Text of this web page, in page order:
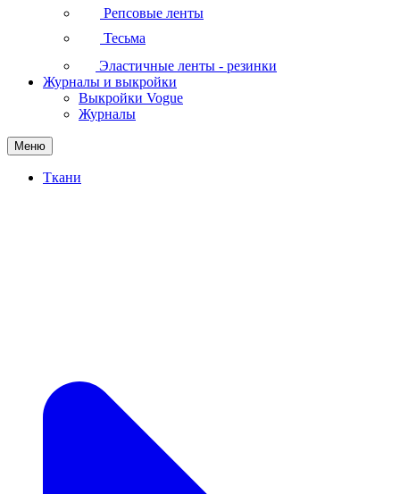
Репсовые ленты
Тесьма
Эластичные ленты - резинки
Журналы и выкройки
Выкройки Vogue
Журналы
Меню
Ткани